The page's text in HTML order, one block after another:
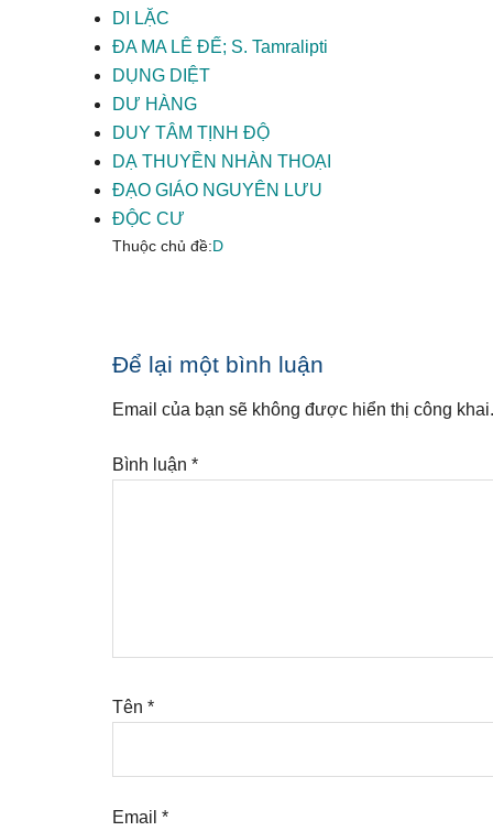
DI LẶC
ĐA MA LÊ ĐẾ; S. Tamralipti
DỤNG DIỆT
DƯ HÀNG
DUY TÂM TỊNH ĐỘ
DẠ THUYỀN NHÀN THOẠI
ĐẠO GIÁO NGUYÊN LƯU
ĐỘC CƯ
Thuộc chủ đề:D
Reader
Interactions
Để lại một bình luận
Email của bạn sẽ không được hiển thị công khai.
Bình luận *
Tên *
Email *